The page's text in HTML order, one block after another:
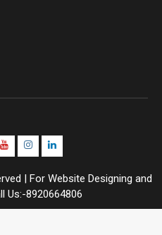
YoutubeInstagramLinkedIn
| For Website Designing and
Us:-8920664806